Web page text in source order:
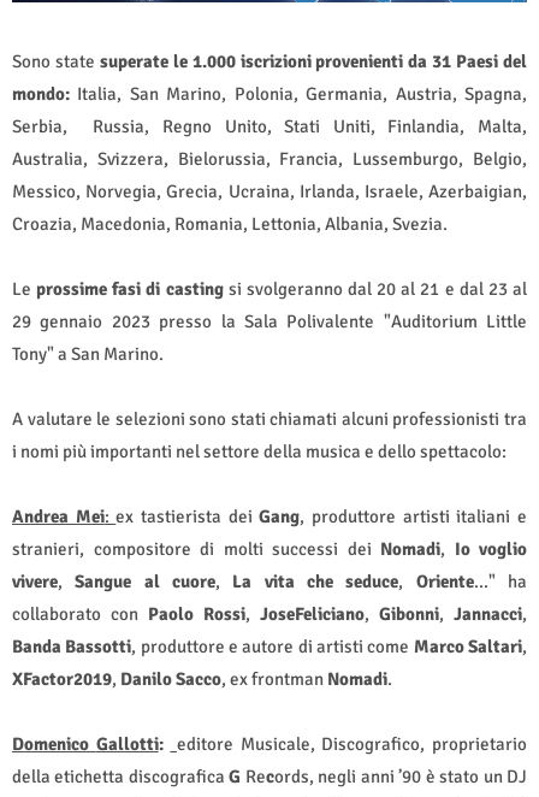
Sono state superate le 1.000 iscrizioni provenienti da 31 Paesi del
mondo: Italia, San Marino, Polonia, Germania, Austria, Spagna,
Serbia,
Russia, Regno Unito, Stati Uniti, Finlandia, Malta,
Australia, Svizzera, Bielorussia, Francia, Lussemburgo, Belgio,
Messico, Norvegia, Grecia, Ucraina, Irlanda, Israele, Azerbaigian,
Croazia, Macedonia, Romania, Lettonia, Albania, Svezia.
Le prossime fasi di castingsi svolgeranno dal 20 al 21 e dal 23 al
29 gennaio 2023 presso la Sala Polivalente "Auditorium Little
Tony" a San Marino.
A valutare le selezioni sono stati chiamati alcuni professionisti tra
i nomi più importanti nel settore della musica e dello spettacolo:
Andrea Mei:ex tastierista deiGang, produttore artisti italiani e
stranieri, compositore di molti successi dei Nomadi, Io voglio
vivere,Sangue al cuore, La vita che seduce, Oriente..." ha
collaborato con Paolo Rossi, JoseFeliciano, Gibonni, Jannacci,
Banda Bassotti, produttore e autore di artisti come MarcoSaltari,
XFactor2019, DaniloSacco, ex frontman Nomadi.
Domenico Gallotti:
editore Musicale, Discografico, proprietario
della etichetta discograficaG Records, negli anni ’90 è stato un DJ